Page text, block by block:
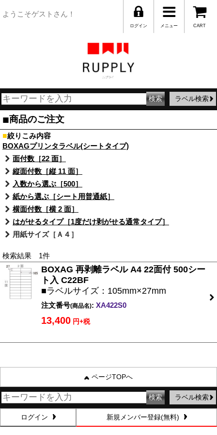
ようこそゲストさん！
CART
メニュー
ログイン
ラベル検索
■商品のご注文
■絞りこみ内容
BOXAGプリンタラベル(シートタイプ)
面付数［22 面］
縦面付数［縦 11 面］
入数から選ぶ［500］
紙から選ぶ［シート用普通紙］
横面付数［横 2 面］
はがせるタイプ［1度だけ剥がせる通常タイプ］
用紙サイズ［Ａ４］
検索結果 1件
BOXAG 再剥離ラベル A4 22面付 500シー
ト入 C22BF
■ラベルサイズ：105mm×27mm
注文番号(商品名): XA422S0
13,400 円+税
ページTOPへ
ラベル検索
ログイン 新規メンバー登録(無料)